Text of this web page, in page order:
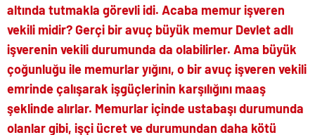
altında tutmakla görevli idi. Acaba memur işveren
vekili midir? Gerçi bir avuç büyük memur Devlet adlı
işverenin vekili durumunda da olabilirler. Ama büyük
çoğunluğu ile memurlar yığını, o bir avuç işveren vekili
emrinde çalışarak işgüçlerinin karşılığını maaş
şeklinde alırlar. Memurlar içinde ustabaşı durumunda
olanlar gibi, işçi ücret ve durumundan daha kötü